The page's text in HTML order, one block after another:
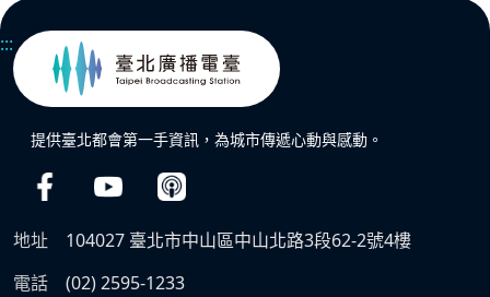
:::
提供臺北都會第一手資訊，為城市傳遞心動與感動。
地址
104027 臺北市中山區中山北路3段62-2號4樓
電話
(02) 2595-1233